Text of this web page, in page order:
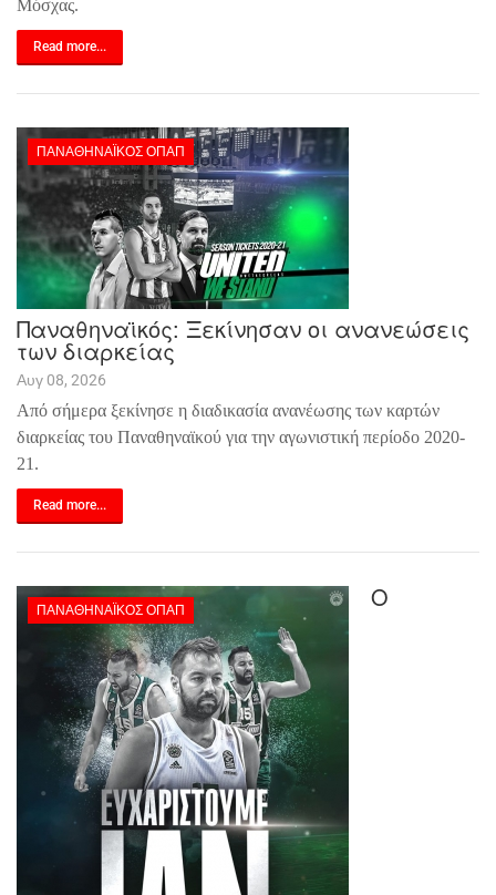
Μόσχας.
Read more...
ΠΑΝΑΘΗΝΑΪΚΌΣ ΟΠΑΠ
Παναθηναϊκός: Ξεκίνησαν οι ανανεώσεις
των διαρκείας
Αυγ 08, 2026
Από σήμερα ξεκίνησε η διαδικασία ανανέωσης των καρτών
διαρκείας του Παναθηναϊκού για την αγωνιστική περίοδο 2020-
21.
Read more...
ΠΑΝΑΘΗΝΑΪΚΌΣ ΟΠΑΠ Ο